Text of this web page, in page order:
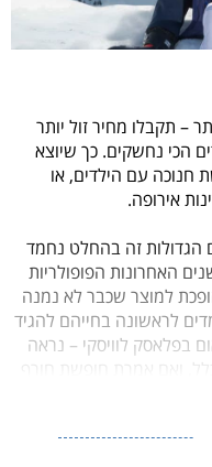
– תקבלו מחיר זול יותר
הכי נחשקים. כך שיוצא
חנוכה עם הילדים, או
אירופה.
הגדולות זה בהחלט נחמד
האחרונות הפופולריות
למוצר שכבר לא נמנה
לראשונה בחייהם להגיד
בפלאסק לוויסקי – נראה